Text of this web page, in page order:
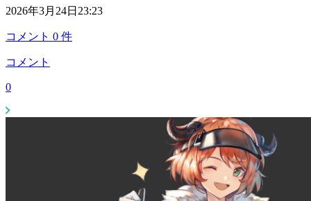
2026年3月24日23:23
コメント 0 件
コメント
0